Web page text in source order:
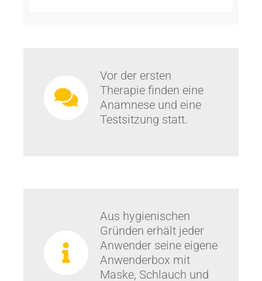
Vor der ersten
Therapie finden eine
Anamnese und eine
Testsitzung statt.
Aus hygienischen
Gründen erhält jeder
Anwender seine eigene
Anwenderbox mit
Maske, Schlauch und